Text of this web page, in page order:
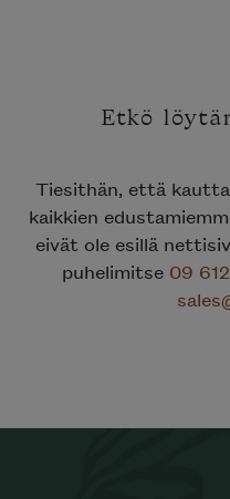
Etkö
Tiesithän, että
kaikkien
eivät ole esillä
puhelimitse 09